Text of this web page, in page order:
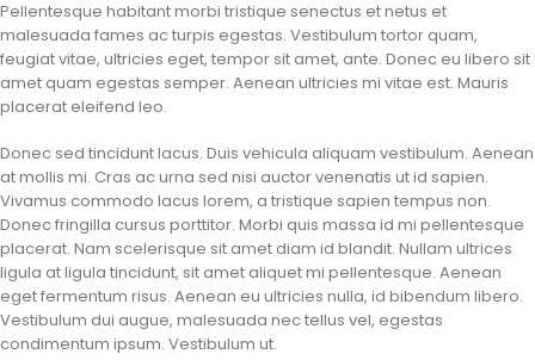
Pellentesque habitant morbi tristique senectus et netus et
malesuada fames ac turpis egestas. Vestibulum tortor quam,
feugiat vitae, ultricies eget, tempor sit amet, ante. Donec eu libero sit
amet quam egestas semper. Aenean ultricies mi vitae est. Mauris
placerat eleifend leo.
Donec sed tincidunt lacus. Duis vehicula aliquam vestibulum. Aenean
at mollis mi. Cras ac urna sed nisi auctor venenatis ut id sapien.
Vivamus commodo lacus lorem, a tristique sapien tempus non.
Donec fringilla cursus porttitor. Morbi quis massa id mi pellentesque
placerat. Nam scelerisque sit amet diam id blandit. Nullam ultrices
ligula at ligula tincidunt, sit amet aliquet mi pellentesque. Aenean
eget fermentum risus. Aenean eu ultricies nulla, id bibendum libero.
Vestibulum dui augue, malesuada nec tellus vel, egestas
condimentum ipsum. Vestibulum ut.